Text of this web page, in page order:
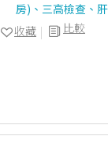
房)、三高檢查、
比較
收藏